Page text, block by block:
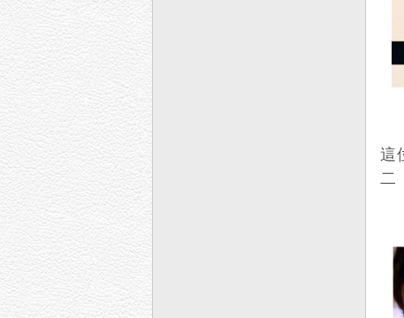
這
二